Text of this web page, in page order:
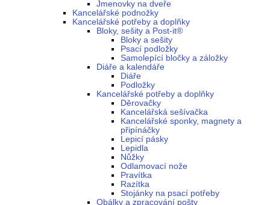
Jmenovky na dveře
Kancelářské podnožky
Kancelářské potřeby a doplňky
Bloky, sešity a Post-it®
Bloky a sešity
Psací podložky
Samolepící bločky a záložky
Diáře a kalendáře
Diáře
Podložky
Kancelářské potřeby a doplňky
Děrovačky
Kancelářská sešívačka
Kancelářské sponky, magnety a
připínáčky
Lepicí pásky
Lepidla
Nůžky
Odlamovací nože
Pravítka
Razítka
Stojánky na psací potřeby
Obálky a zpracování pošty